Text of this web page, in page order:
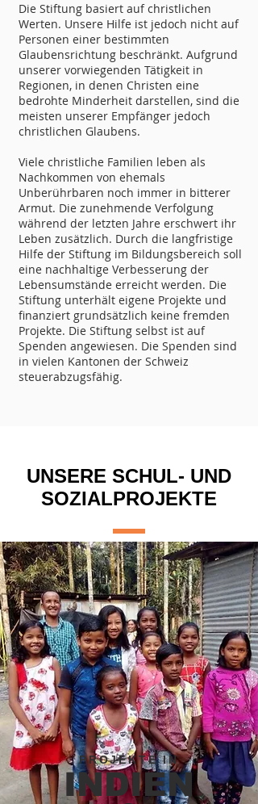
Die Stiftung basiert auf christlichen
Werten. Unsere Hilfe ist jedoch nicht auf
Personen einer bestimmten
Glaubensrichtung beschränkt. Aufgrund
unserer vorwiegenden Tätigkeit in
Regionen, in denen Christen eine
bedrohte Minderheit darstellen, sind die
meisten unserer Empfänger jedoch
christlichen Glaubens.
Viele christliche Familien leben als
Nachkommen von ehemals
Unberührbaren noch immer in bitterer
Armut. Die zunehmende Verfolgung
während der letzten Jahre erschwert ihr
Leben zusätzlich. Durch die langfristige
Hilfe der Stiftung im Bildungsbereich soll
eine nachhaltige Verbesserung der
Lebensumstände erreicht werden. Die
Stiftung unterhält eigene Projekte und
finanziert grundsätzlich keine fremden
Projekte. Die Stiftung selbst ist auf
Spenden angewiesen. Die Spenden sind
in vielen Kantonen der Schweiz
steuerabzugsfähig.
UNSERE SCHUL- UND
SOZIALPROJEKTE
PROJEKTE IN
INDIEN